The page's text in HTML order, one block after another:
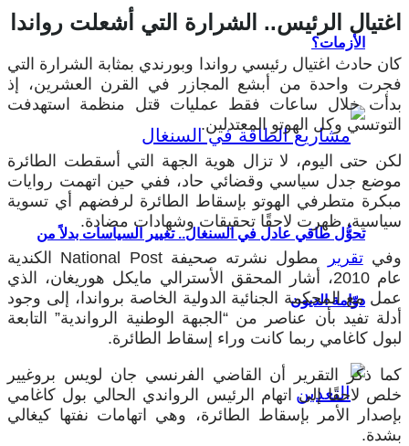
الأزمات؟
تحوُّل طاقي عادل في السنغال.. تغيير السياسات بدلاً من
دوّامة الديون
اغتيال الرئيس.. الشرارة التي أشعلت رواندا
كان حادث اغتيال رئيسي رواندا وبورندي بمثابة الشرارة التي
فجرت واحدة من أبشع المجازر في القرن العشرين، إذ
بدأت خلال ساعات فقط عمليات قتل منظمة استهدفت
التوتسي وكل الهوتو المعتدلين.
لكن حتى اليوم، لا تزال هوية الجهة التي أسقطت الطائرة
موضع جدل سياسي وقضائي حاد، ففي حين اتهمت روايات
مبكرة متطرفي الهوتو بإسقاط الطائرة لرفضهم أي تسوية
سياسية، ظهرت لاحقًا تحقيقات وشهادات مضادة.
وفيتقرير
مطول نشرته صحيفة National Post الكندية
عام 2010، أشار المحقق الأسترالي مايكل هوريغان، الذي
عمل مع المحكمة الجنائية الدولية الخاصة برواندا، إلى وجود
أدلة تفيد بأن عناصر من “الجبهة الوطنية الرواندية” التابعة
لبول كاغامي ربما كانت وراء إسقاط الطائرة.
كما ذكر التقرير أن القاضي الفرنسي جان لويس بروغيير
خلص لاحقًا إلى اتهام الرئيس الرواندي الحالي بول كاغامي
بإصدار الأمر بإسقاط الطائرة، وهي اتهامات نفتها كيغالي
بشدة.